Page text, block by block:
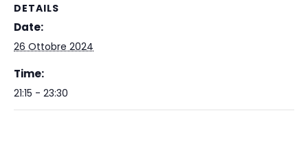
DETAILS
Date:
26 Ottobre 2024
Time:
21:15 - 23:30